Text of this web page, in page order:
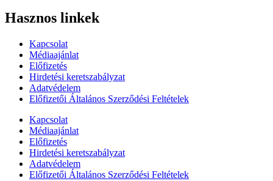
Hasznos linkek
Kapcsolat
Médiaajánlat
Előfizetés
Hirdetési keretszabályzat
Adatvédelem
Előfizetői Általános Szerződési Feltételek
Kapcsolat
Médiaajánlat
Előfizetés
Hirdetési keretszabályzat
Adatvédelem
Előfizetői Általános Szerződési Feltételek